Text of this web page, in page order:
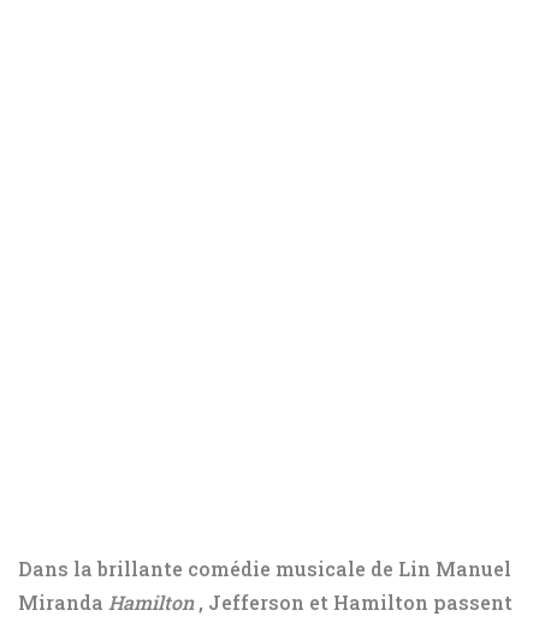
Dans la brillante comédie musicale de Lin Manuel
Miranda Hamilton , Jefferson et Hamilton passent